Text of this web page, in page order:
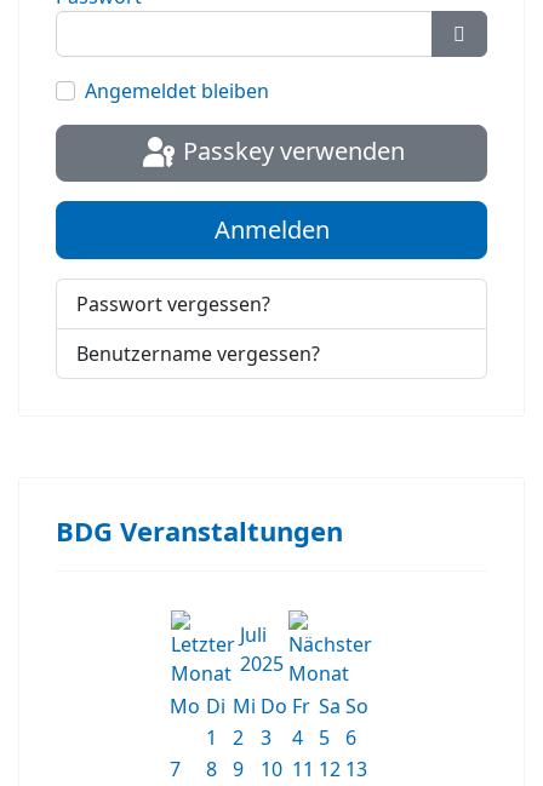
Angemeldet bleiben
Passkey verwenden
Anmelden
Passwort vergessen?
Benutzername vergessen?
BDG Veranstaltungen
Juli
2025
Mo Di Mi Do Fr Sa So
1
2 3 4 5
6
7
8 9 10 11 12 13